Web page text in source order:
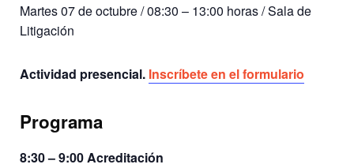
Martes 07 de octubre / 08:30 – 13:00 horas / Sala de
Litigación
Actividad presencial. Inscríbete en el formulario
Programa
8:30 – 9:00 Acreditación